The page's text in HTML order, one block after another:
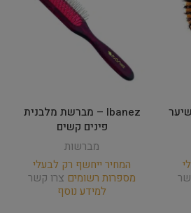
Bass – מברשת 100% שיער
Ibanez – מברשת מלבנית
פינים קשים
מברשות
המחיר ייחשף רק לבעלי
מספרות רשומים צרו קשר
למידע נוסף